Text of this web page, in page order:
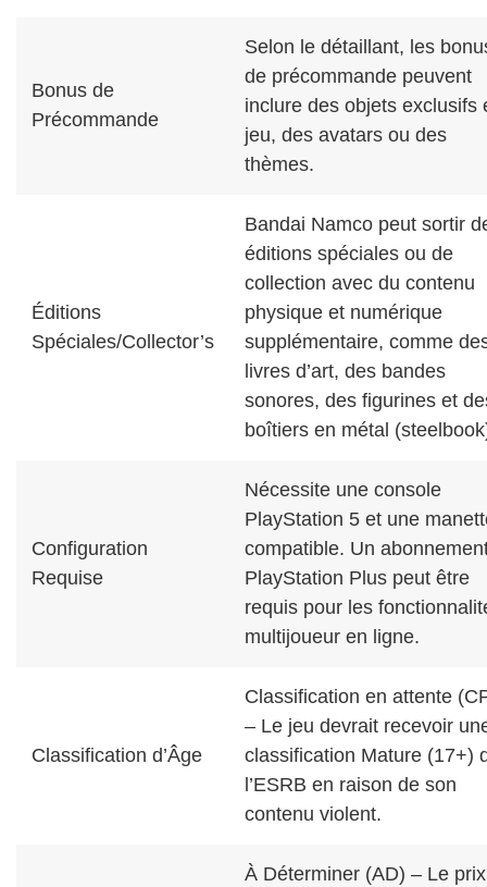
Bonus de
Précommande
Selon le détaillant, les
de précommande peuvent
inclure des objets exclusifs
jeu, des avatars ou des
thèmes.
Éditions
Spéciales/Collector’s
Bandai Namco peut sortir
éditions spéciales ou de
collection avec du contenu
physique et numérique
supplémentaire, comme
livres d’art, des bandes
sonores, des figurines et
boîtiers en métal
Configuration
Requise
Nécessite une console
PlayStation 5 et une
compatible. Un
PlayStation Plus peut être
requis pour les
multijoueur en ligne.
Classification d’Âge
Classification en attente
– Le jeu devrait recevoir
classification Mature (17+)
l’ESRB en raison de son
contenu violent.
À Déterminer (AD) – Le prix